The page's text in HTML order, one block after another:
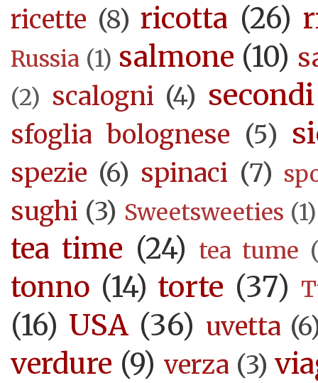
ricette (8) ricotta (26)
Russia (1) salmone (10)
(2) scalogni (4) secondi
sfoglia bolognese (5)
spezie (6) spinaci (7)
sughi (3) Sweetsweeties (1)
tea time (24) tea tume
tonno (14) torte (37)
(16) USA (36) uvetta
verdure (9) verza (3)